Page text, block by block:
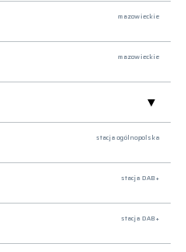
mazowieckie
mazowieckie
stacja ogólnopolska
stacja DAB+
stacja DAB+